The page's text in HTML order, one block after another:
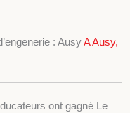
: AusyA Ausy,
ont gagné Le